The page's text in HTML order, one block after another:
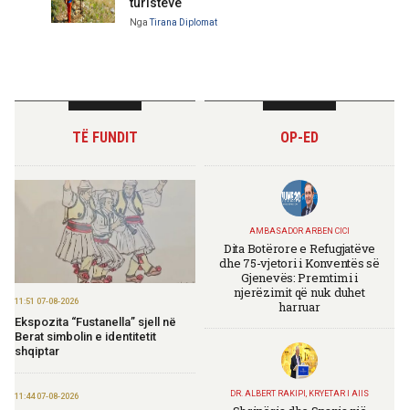
turistëve
Nga Tirana Diplomat
TË FUNDIT
11:51 07-08-2026
Ekspozita “Fustanella” sjell në
Berat simbolin e identitetit
shqiptar
11:44 07-08-2026
OP-ED
AMBASADOR ARBEN CICI
Dita Botërore e Refugjatëve
dhe 75-vjetori i Konventës së
Gjenevës: Premtimi i
njerëzimit që nuk duhet
harruar
DR. ALBERT RAKIPI, KRYETAR I AIIS